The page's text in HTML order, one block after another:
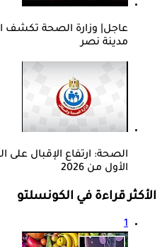
عاجل| وزارة الصحة تكشف
مدينة نصر
الأول من 2026
الأكثر قراءة في الكونسلتو
1